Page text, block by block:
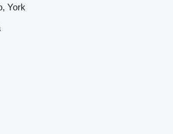
York